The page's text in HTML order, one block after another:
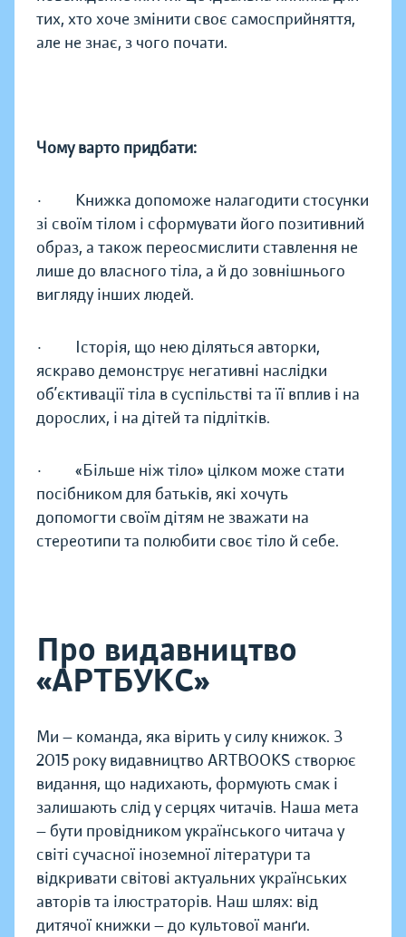
тих, хто хоче змінити своє самосприйняття,
але не знає, з чого почати.
Чому варто придбати:
· Книжка допоможе налагодити стосунки
зі своїм тілом і сформувати його позитивний
образ, а також переосмислити ставлення не
лише до власного тіла, а й до зовнішнього
вигляду інших людей.
· Історія, що нею діляться авторки,
яскраво демонструє негативні наслідки
об’єктивації тіла в суспільстві та її вплив і на
дорослих, і на дітей та підлітків.
· «Більше ніж тіло» цілком може стати
посібником для батьків, які хочуть
допомогти своїм дітям не зважати на
стереотипи та полюбити своє тіло й себе.
Про видавництво
«АРТБУКС»
Ми — команда, яка вірить у силу книжок. З
2015 року видавництво ARTBOOKS створює
видання, що надихають, формують смак і
залишають слід у серцях читачів. Наша мета
— бути провідником українського читача у
світі сучасної іноземної літератури та
відкривати світові актуальних українських
авторів та ілюстраторів. Наш шлях: від
дитячої книжки — до культової манґи.